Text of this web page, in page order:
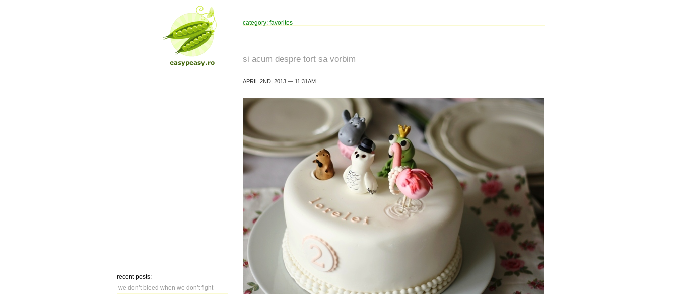
recent posts:
we don’t bleed when we don’t fight
category: favorites
si acum despre tort sa vorbim
APRIL 2ND, 2013 — 11:31AM